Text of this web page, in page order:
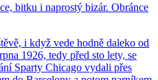
bitku i naprostý bizár. Obránce
i když vede hodně daleko od
1926, tedy před sto lety, se
Sparty Chicago vydali přes